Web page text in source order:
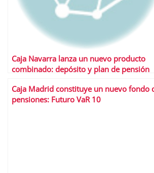
Caja Navarra lanza un nuevo producto
combinado: depósito y plan de pensión
Caja Madrid constituye un nuevo fondo
pensiones: Futuro VaR 10